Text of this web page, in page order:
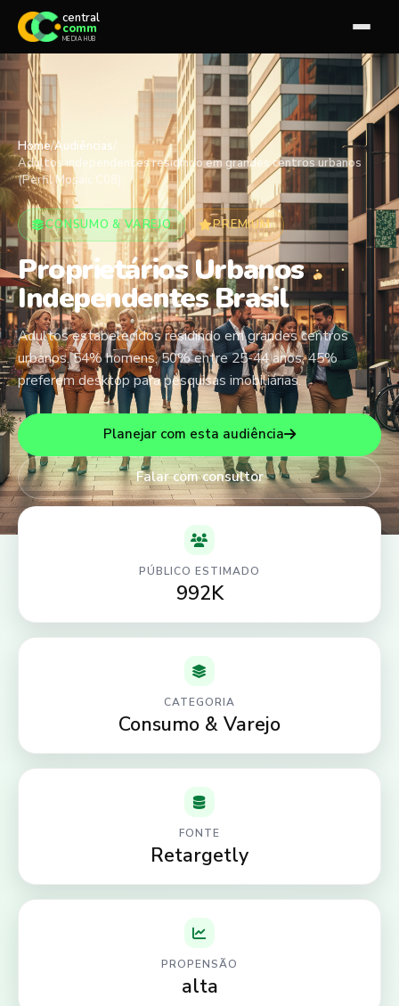
central
comm
MEDIA HUB
Home/Audiências/
Adultos independentes residindo em grandes centros urbanos
(Perfil Mosaic C08)
CONSUMO & VAREJO PREMIUM
Proprietários Urbanos
Independentes Brasil
Adultos estabelecidos residindo em grandes centros
urbanos. 54% homens, 50% entre 25-44 anos, 45%
preferem desktop para pesquisas imobiliárias.
Planejar com esta audiência
Falar com consultor
PÚBLICO ESTIMADO
992K
CATEGORIA
Consumo & Varejo
FONTE
Retargetly
PROPENSÃO
alta